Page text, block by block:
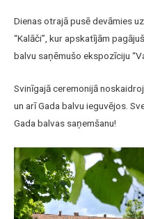
Dienas otrajā pusē devāmies
“Kalāči”, kur apskatījām
balvu saņēmušo ekspozīciju
Svinīgajā ceremonijā
un arī Gada balvu ieguvējos.
Gada balvas saņemšanu!